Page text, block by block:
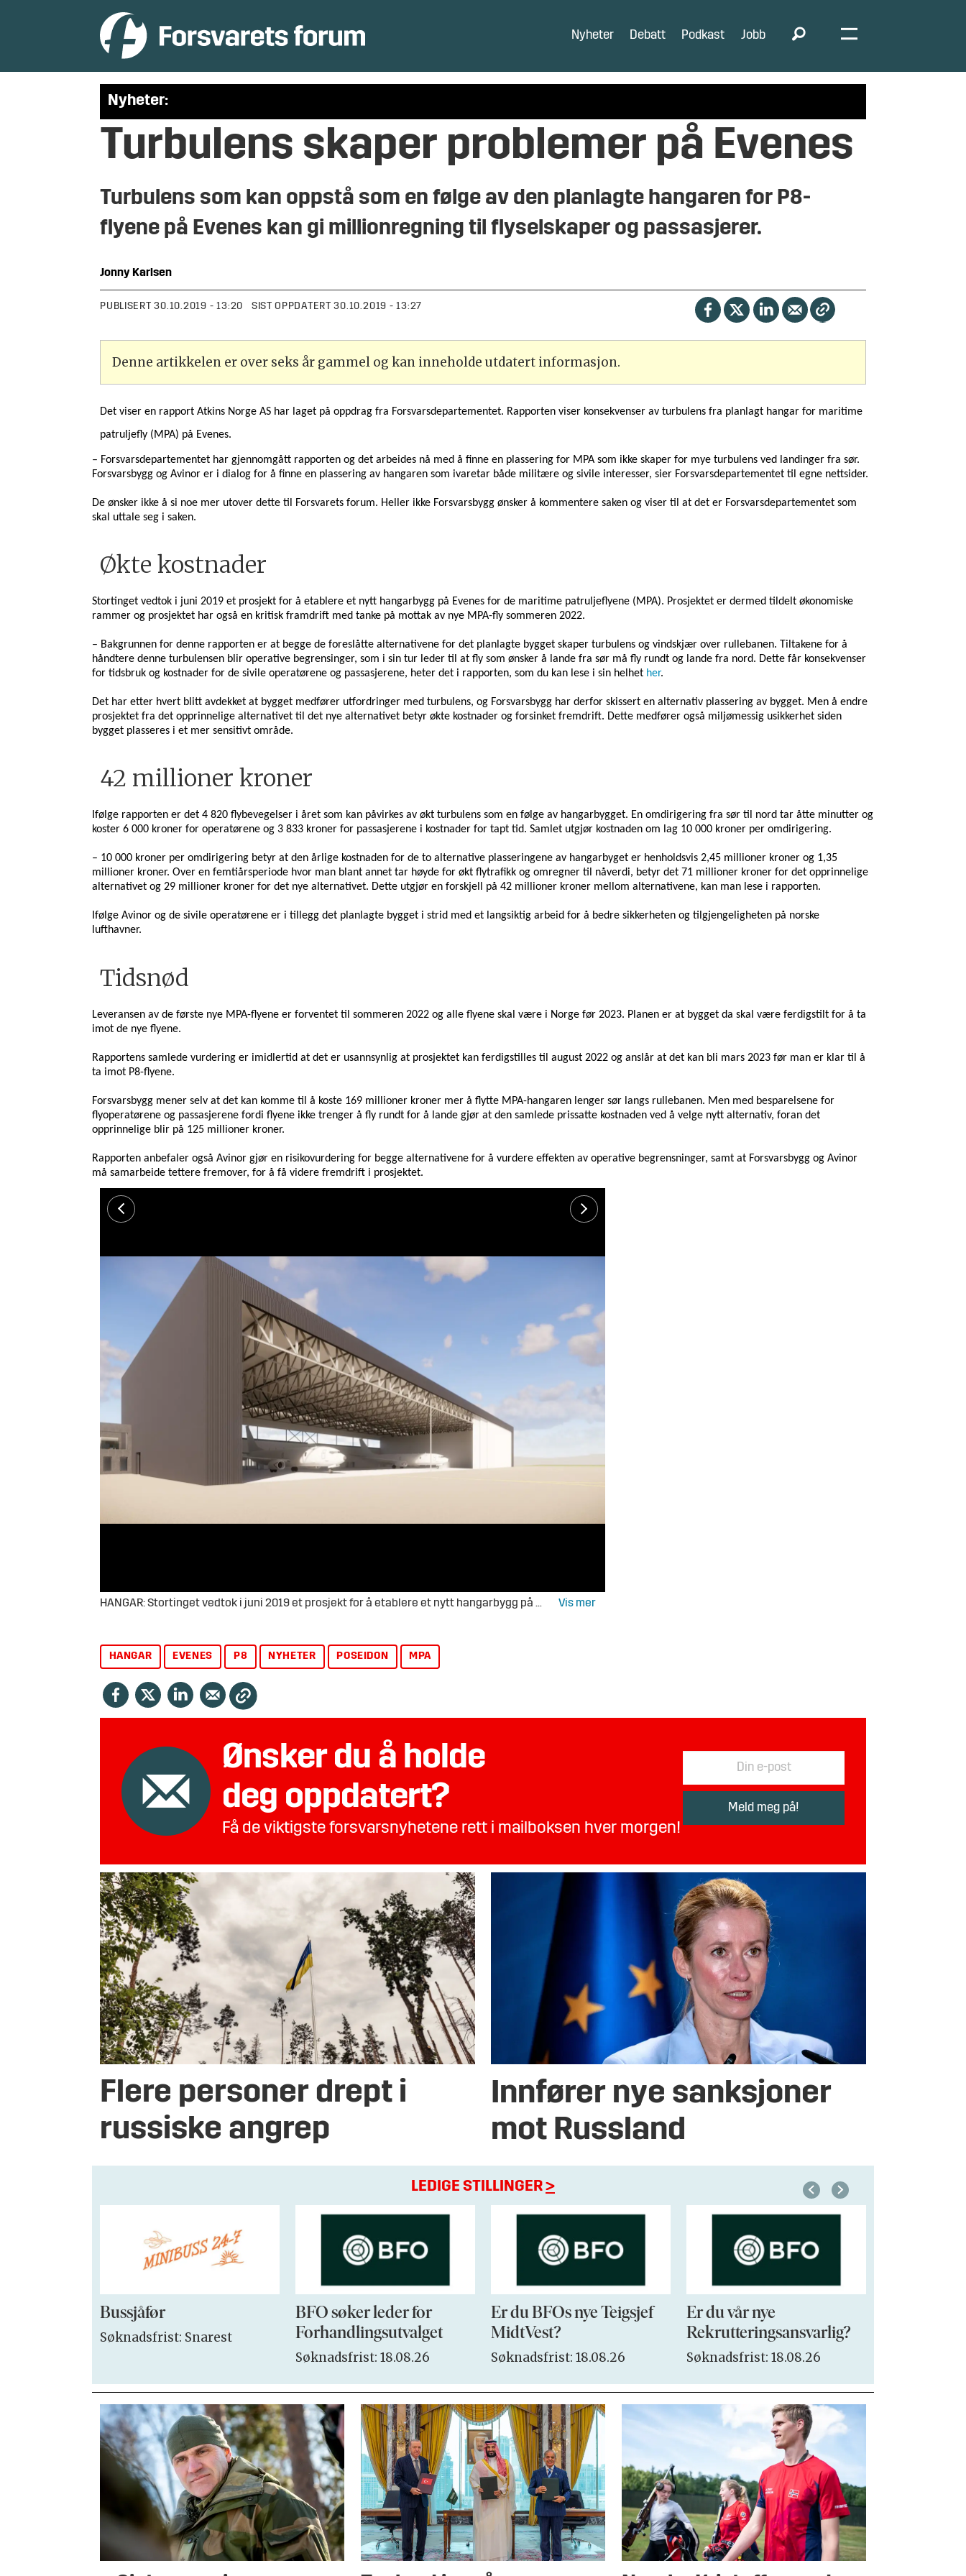
Nyheter Debatt Podkast Jobb
Nyheter:
Turbulens skaper problemer på Evenes
Turbulens som kan oppstå som en følge av den planlagte hangaren for P8-
flyene på Evenes kan gi millionregning til flyselskaper og passasjerer.
Jonny Karlsen
PUBLISERT 30.10.2019 - 13:20 SIST OPPDATERT 30.10.2019 - 13:27
Denne artikkelen er over seks år gammel og kan inneholde utdatert informasjon.
Det viser en rapport Atkins Norge AS har laget på oppdrag fra Forsvarsdepartementet. Rapporten viser konsekvenser av turbulens fra planlagt hangar for maritime
patruljefly (MPA) på Evenes.
– Forsvarsdepartementet har gjennomgått rapporten og det arbeides nå med å finne en plassering for MPA som ikke skaper for mye turbulens ved landinger fra sør.
Forsvarsbygg og Avinor er i dialog for å finne en plassering av hangaren som ivaretar både militære og sivile interesser, sier Forsvarsdepartementet til egne nettsider.
De ønsker ikke å si noe mer utover dette til Forsvarets forum. Heller ikke Forsvarsbygg ønsker å kommentere saken og viser til at det er Forsvarsdepartementet som
skal uttale seg i saken.
Økte kostnader
Stortinget vedtok i juni 2019 et prosjekt for å etablere et nytt hangarbygg på Evenes for de maritime patruljeflyene (MPA). Prosjektet er dermed tildelt økonomiske
rammer og prosjektet har også en kritisk framdrift med tanke på mottak av nye MPA-fly sommeren 2022.
– Bakgrunnen for denne rapporten er at begge de foreslåtte alternativene for det planlagte bygget skaper turbulens og vindskjær over rullebanen. Tiltakene for å
håndtere denne turbulensen blir operative begrensinger, som i sin tur leder til at fly som ønsker å lande fra sør må fly rundt og lande fra nord. Dette får konsekvenser
for tidsbruk og kostnader for de sivile operatørene og passasjerene, heter det i rapporten, som du kan lese i sin helhet her.
Det har etter hvert blitt avdekket at bygget medfører utfordringer med turbulens, og Forsvarsbygg har derfor skissert en alternativ plassering av bygget. Men å endre
prosjektet fra det opprinnelige alternativet til det nye alternativet betyr økte kostnader og forsinket fremdrift. Dette medfører også miljømessig usikkerhet siden
bygget plasseres i et mer sensitivt område.
42 millioner kroner
Ifølge rapporten er det 4 820 flybevegelser i året som kan påvirkes av økt turbulens som en følge av hangarbygget. En omdirigering fra sør til nord tar åtte minutter og
koster 6 000 kroner for operatørene og 3 833 kroner for passasjerene i kostnader for tapt tid. Samlet utgjør kostnaden om lag 10 000 kroner per omdirigering.
– 10 000 kroner per omdirigering betyr at den årlige kostnaden for de to alternative plasseringene av hangarbyget er henholdsvis 2,45 millioner kroner og 1,35
millioner kroner. Over en femtiårsperiode hvor man blant annet tar høyde for økt flytrafikk og omregner til nåverdi, betyr det 71 millioner kroner for det opprinnelige
alternativet og 29 millioner kroner for det nye alternativet. Dette utgjør en forskjell på 42 millioner kroner mellom alternativene, kan man lese i rapporten.
Ifølge Avinor og de sivile operatørene er i tillegg det planlagte bygget i strid med et langsiktig arbeid for å bedre sikkerheten og tilgjengeligheten på norske
lufthavner.
Tidsnød
Leveransen av de første nye MPA-flyene er forventet til sommeren 2022 og alle flyene skal være i Norge før 2023. Planen er at bygget da skal være ferdigstilt for å ta
imot de nye flyene.
Rapportens samlede vurdering er imidlertid at det er usannsynlig at prosjektet kan ferdigstilles til august 2022 og anslår at det kan bli mars 2023 før man er klar til å
ta imot P8-flyene.
Forsvarsbygg mener selv at det kan komme til å koste 169 millioner kroner mer å flytte MPA-hangaren lenger sør langs rullebanen. Men med besparelsene for
flyoperatørene og passasjerene fordi flyene ikke trenger å fly rundt for å lande gjør at den samlede prissatte kostnaden ved å velge nytt alternativ, foran det
opprinnelige blir på 125 millioner kroner.
Rapporten anbefaler også Avinor gjør en risikovurdering for begge alternativene for å vurdere effekten av operative begrensninger, samt at Forsvarsbygg og Avinor
må samarbeide tettere fremover, for å få videre fremdrift i prosjektet.
HANGAR: Stortinget vedtok i juni 2019 et prosjekt for å etablere et nytt hangarbygg på Evenes for de maritime patruljeflyene (MPA). Illustrasjon: Forsvarsbygg
HANGAR EVENES P8 NYHETER POSEIDON MPA
Ønsker du å holde
deg oppdatert?
Få de viktigste forsvarsnyhetene rett i mailboksen hver morgen!
Flere personer drept i
russiske angrep
Innfører nye sanksjoner
mot Russland
LEDIGE STILLINGER>
Bussjåfør
Søknadsfrist: Snarest
BFO søker leder for
Forhandlingsutvalget
Søknadsfrist: 18.08.26
Er du BFOs nye Teigsjef
MidtVest?
Søknadsfrist: 18.08.26
Er du vår nye
Rekrutteringsansvarlig?
Søknadsfrist: 18.08.26